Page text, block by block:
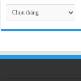
Thời
Gian